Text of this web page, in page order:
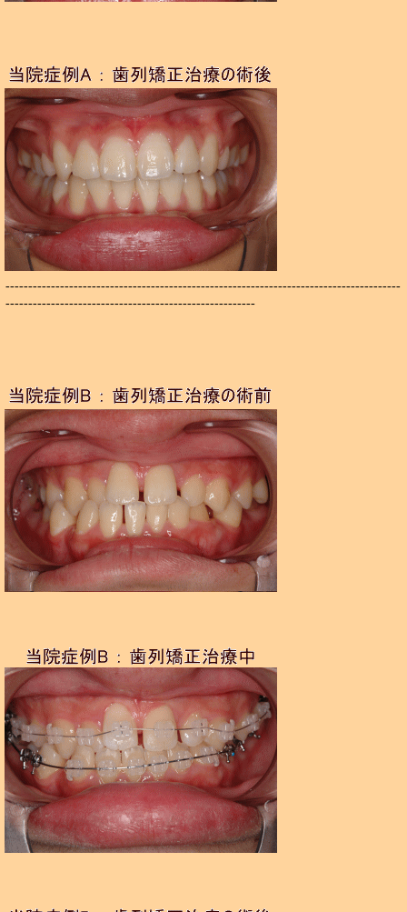
---------------------------------------------------------------------------------------
-------------------------------------------------------